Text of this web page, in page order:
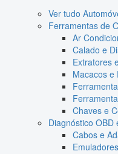
Ver tudo
Ferramentas de
Ar
Calado e
Extratores
Macacos e
Chaves e
Diagnóstico OBD
Cabos e